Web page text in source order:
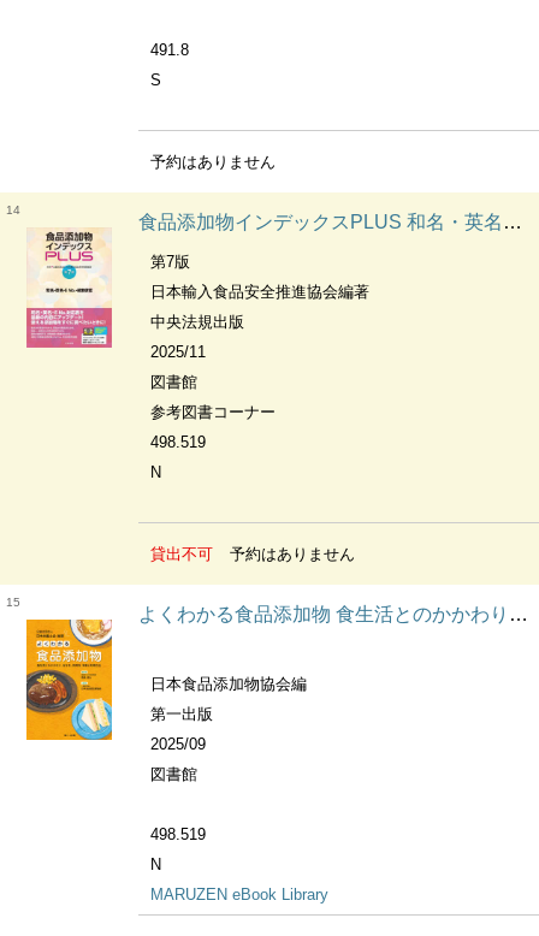
491.8
S
予約はありません
14
食品添加物インデックスPLUS 和名・英名・E No.検索便覧
第7版
日本輸入食品安全推進協会編著
中央法規出版
2025/11
図書館
参考図書コーナー
498.519
N
貸出不可 予約はありません
15
よくわかる食品添加物 食生活とのかかわり、安全性、有用性、特徴と利用方法
日本食品添加物協会編
第一出版
2025/09
図書館
498.519
N
MARUZEN eBook Library